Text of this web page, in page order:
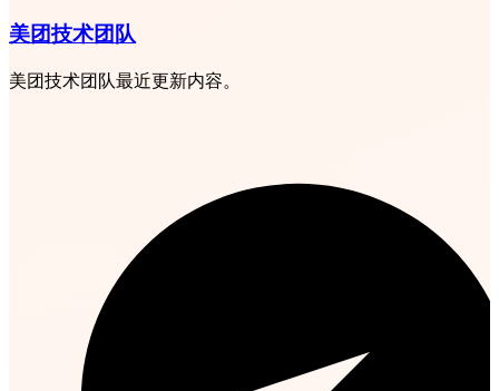
美团技术团队
美团技术团队最近更新内容。